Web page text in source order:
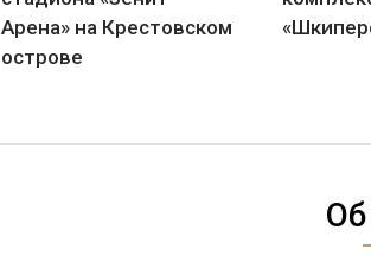
Арена» на Крестовском
острове